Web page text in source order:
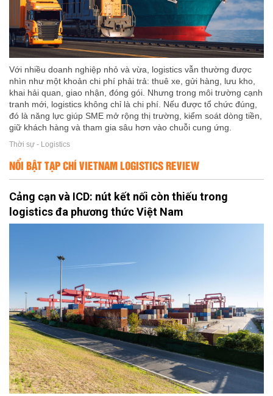
Với nhiều doanh nghiệp nhỏ và vừa, logistics vẫn thường được
nhìn như một khoản chi phí phải trả: thuê xe, gửi hàng, lưu kho,
khai hải quan, giao nhận, đóng gói. Nhưng trong môi trường cạnh
tranh mới, logistics không chỉ là chi phí. Nếu được tổ chức đúng,
đó là năng lực giúp SME mở rộng thị trường, kiểm soát dòng tiền,
giữ khách hàng và tham gia sâu hơn vào chuỗi cung ứng.
Thời sự - Logistics
NỔI BẬT TẠP CHÍ VIETNAM LOGISTICS REVIEW
Cảng cạn và ICD: nút kết nối còn thiếu trong
logistics đa phương thức Việt Nam